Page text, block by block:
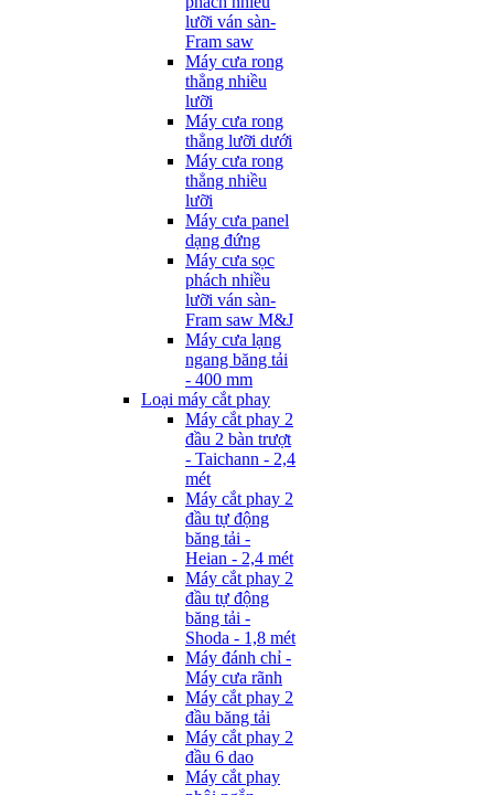
lưỡi ván sàn-
Fram saw
Máy cưa rong
thẳng nhiều
lưỡi
Máy cưa rong
thẳng lưỡi dưới
Máy cưa rong
thẳng nhiều
lưỡi
Máy cưa panel
dạng đứng
Máy cưa sọc
phách nhiều
lưỡi ván sàn-
Fram saw M&J
Máy cưa lạng
ngang băng tải
- 400 mm
Loại máy cắt phay
Máy cắt phay 2
đầu 2 bàn trượt
- Taichann - 2,4
mét
Máy cắt phay 2
đầu tự động
băng tải -
Heian - 2,4 mét
Máy cắt phay 2
đầu tự động
băng tải -
Shoda - 1,8 mét
Máy đánh chỉ -
Máy cưa rãnh
Máy cắt phay 2
đầu băng tải
Máy cắt phay 2
đầu 6 dao
Máy cắt phay